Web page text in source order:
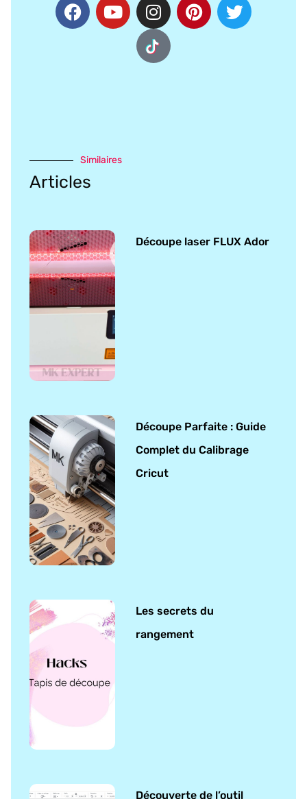
Similaires
Articles
Découpe laser FLUX Ador
Découpe Parfaite : Guide
Complet du Calibrage
Cricut
Les secrets du
rangement
Découverte de l’outil